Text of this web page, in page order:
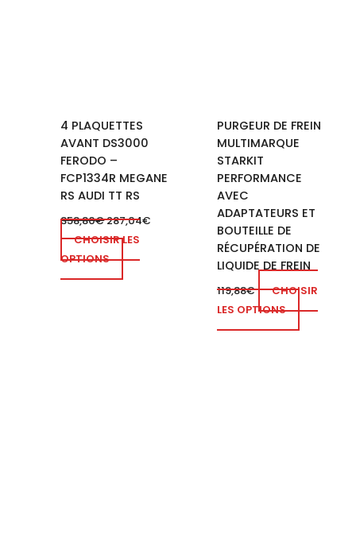
4 PLAQUETTES
AVANT DS3000
FERODO –
FCP1334R MEGANE
RS AUDI TT RS
358,80€287,04€
CHOISIR LES
OPTIONS
PURGEUR DE FREIN
MULTIMARQUE
STARKIT
PERFORMANCE
AVEC
ADAPTATEURS ET
BOUTEILLE DE
RÉCUPÉRATION DE
LIQUIDE DE FREIN
119,88€
CHOISIR
LES OPTIONS